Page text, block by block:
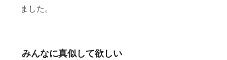
ました。
みんなに真似して欲しい